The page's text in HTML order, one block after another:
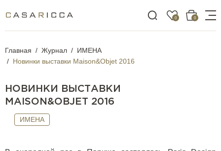
0 0
Главная Журнал
ИМЕНА
Новинки выставки Maison&Objet 2016
НОВИНКИ ВЫСТАВКИ
MAISON&OBJET 2016
ИМЕНА